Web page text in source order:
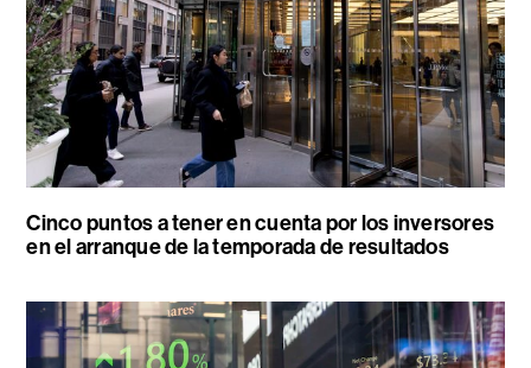
Cinco puntos a tener en cuenta por los inversores
en el arranque de la temporada de resultados